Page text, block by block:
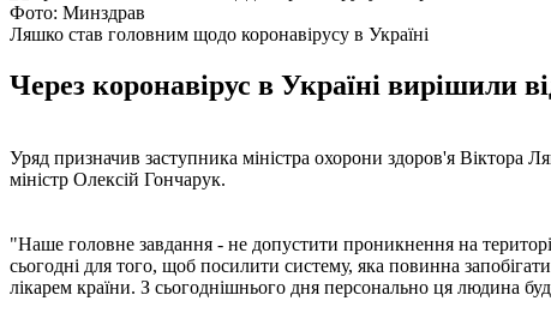
Фото: Минздрав
Ляшко став головним щодо коронавірусу в Україні
Через коронавірус в Україні вирішили
Уряд призначив заступника міністра охорони здоров'я Віктора
міністр Олексій Гончарук.
"Наше головне завдання - не допустити проникнення на
сьогодні для того, щоб посилити систему, яка повинна
лікарем країни. З сьогоднішнього дня персонально ця людина